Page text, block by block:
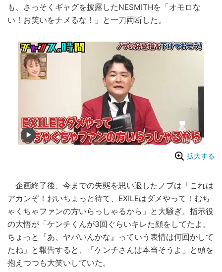
も、さっそくギャグを披露したNESMITHを「オモロな
い！お笑いをナメるな！」と一刀両断した。
拡大する
企画終了後、今までの失態を思い返したノブは「これは
アカンぞ！おいちょっと待て、EXILEはダメやって！むち
ゃくちゃファンの方いらっしゃるから」と大騒ぎ。指示役
の大悟が「ケンチくんが3回ぐらいキレた顔をしてたよ。
ちょっと『あ、ヤバいんかな』っていう表情は何回かして
たね」と報告すると、「ケンチさんは本当そうよ」と頭を
抱えつつも大笑いしていた。